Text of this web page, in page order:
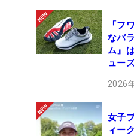
「フ
なバ
ム』
ュー
2026
女子
ィー